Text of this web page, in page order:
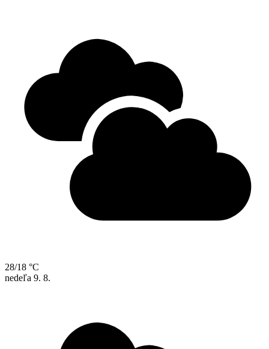
28/18 °C
nedeľa 9. 8.